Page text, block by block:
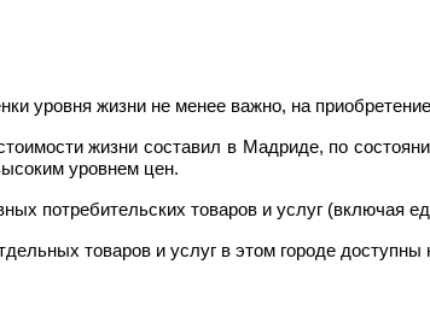
уровня жизни не менее важно, на
жизни составил в Мадриде, по
уровнем цен.
потребительских товаров и услуг (включая
товаров и услуг в этом городе доступны